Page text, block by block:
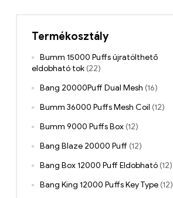
Termékosztály
Bumm 15000 Puffs újratölthető
eldobható tok (22)
Bang 20000Puff Dual Mesh (16)
Bumm 36000 Puffs Mesh Coil (12)
Bumm 9000 Puffs Box (12)
Bang Blaze 20000 Puff (12)
Bang Box 12000 Puff Eldobható (12)
Bang King 12000 Puffs Key Type (12)